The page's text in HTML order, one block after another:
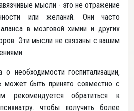
мысли - это не отражение
или желаний. Они часто
в мозговой химии и других
Эти мысли не связаны с вашим
о необходимости госпитализации,
может быть принято совместно с
рекомендуется обратиться к
чтобы получить более